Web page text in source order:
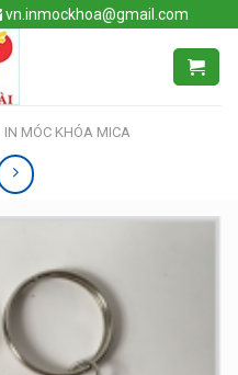
vn.inmockhoa@gmail.com
IN MÓC KHÓA MICA